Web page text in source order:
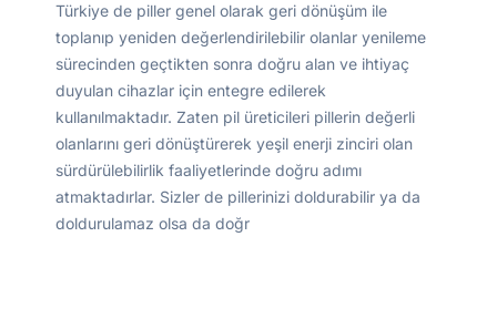
Türkiye de piller genel olarak geri dönüşüm ile
toplanıp yeniden değerlendirilebilir olanlar yenileme
sürecinden geçtikten sonra doğru alan ve ihtiyaç
duyulan cihazlar için entegre edilerek
kullanılmaktadır. Zaten pil üreticileri pillerin değerli
olanlarını geri dönüştürerek yeşil enerji zinciri olan
sürdürülebilirlik faaliyetlerinde doğru adımı
atmaktadırlar. Sizler de pillerinizi doldurabilir ya da
doldurulamaz olsa da doğr